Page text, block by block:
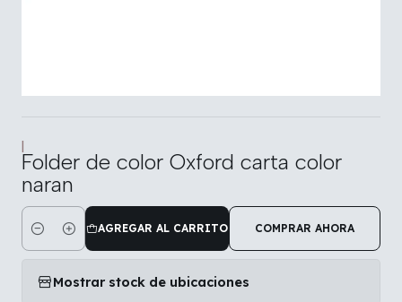
|
Folder de color Oxford carta color
naran
Cantidad
AGREGAR AL CARRITO COMPRAR AHORA
Mostrar stock de ubicaciones